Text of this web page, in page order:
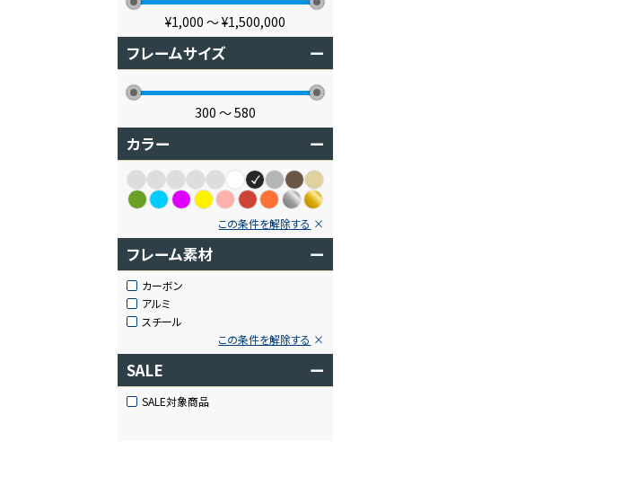
¥1,000 〜¥1,500,000
フレームサイズ ー
300 〜580
カラー ー
この条件を解除する
フレーム素材 ー
カーボン
アルミ
スチール
この条件を解除する
SALE ー
SALE対象商品